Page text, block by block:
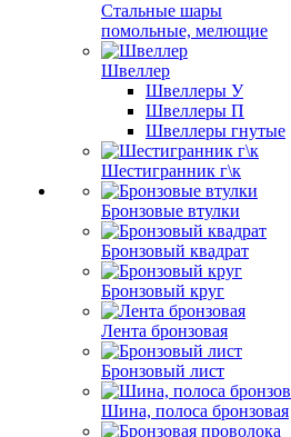
Стальные шары
помольные, мелющие
Швеллер
Швеллеры У
Швеллеры П
Швеллеры гнутые
Шестигранник г\к
Бронзовые втулки
Бронзовый квадрат
Бронзовый круг
Лента бронзовая
Бронзовый лист
Шина, полоса бронзовая